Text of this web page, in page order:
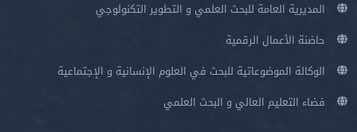
المديرية العامة للبحث العلمي و التطوير التكنولوجي
حاضنة الأعمال الرقمية
الوكالة الموضوعاتية للبحث في العلوم الإنسانية و الإجتماعية
فضاء التعليم العالي و البحث العلمي